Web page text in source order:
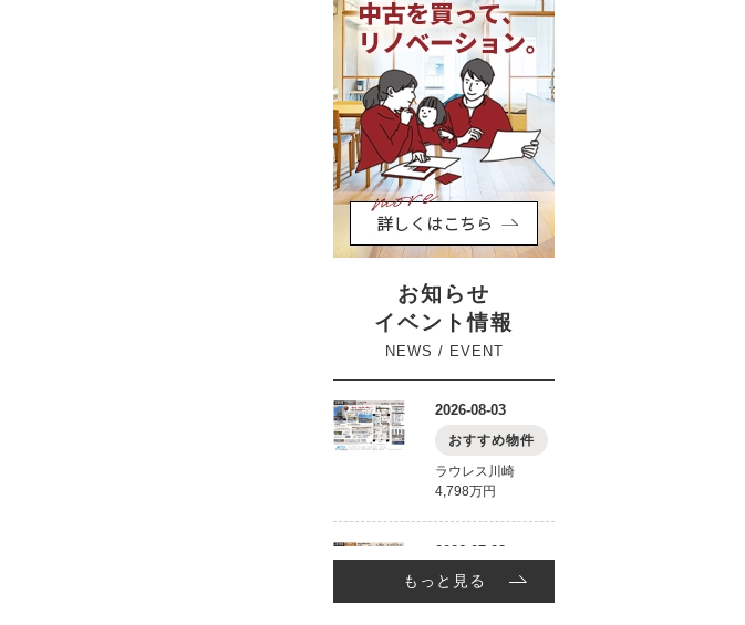
お知らせ
イベント情報
NEWS / EVENT
もっと見る